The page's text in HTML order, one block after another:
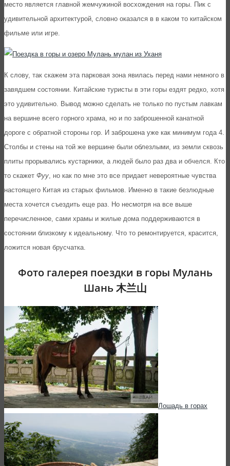
место является главной жемчужиной восхождения на горы. Пик с
удивительной архитектурой, словно оказался в в каком то китайском
фильме или игре.
К слову, так скажем эта парковая зона явилась перед нами немного в
завядшем состоянии. Китайские туристы в эти горы ездят редко, хотя
это удивительно. Вывод можно сделать не только по пустым лавкам
на вершине всего горного храма, но и по заброшенной канатной
дороге с обратной стороны гор. И заброшена уже как минимум года 4.
Столбы и стены на той же вершине были облезлыми, из земли сквозь
плиты прорывались кустарники, а людей было раз два и обчелся. Кто
то скажет Фуу, но как по мне это все придает невероятные чувства
настоящего Китая из старых фильмов. Именно в такие безлюдные
места хочется съездить еще раз. Но несмотря на все выше
перечисленное, сами храмы и жилые дома поддерживаются в
состоянии близкому к идеальному. Что то ремонтируется, красится,
ложится новая брусчатка.
Фото галерея поездки в горы Мулань
Шань 木兰山
Лошадь в горах